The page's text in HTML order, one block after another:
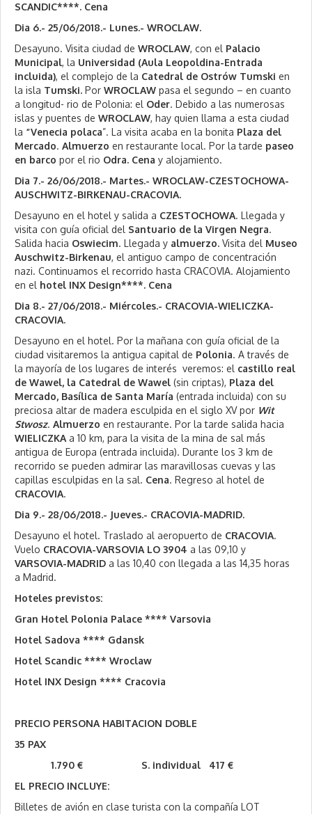
SCANDIC****. Cena
Dia 6.- 25/06/2018.- Lunes.- WROCLAW.
Desayuno. Visita ciudad de WROCLAW, con el Palacio
Municipal, la Universidad (Aula Leopoldina-Entrada
incluida), el complejo de la Catedral de Ostrów Tumski en
la isla Tumski. Por WROCLAW pasa el segundo – en cuanto
a longitud- rio de Polonia: el Oder. Debido a las numerosas
islas y puentes de WROCLAW, hay quien llama a esta ciudad
la “Venecia polaca”. La visita acaba en la bonita Plaza del
Mercado. Almuerzo en restaurante local. Por la tarde paseo
en barco por el rio Odra. Cena y alojamiento.
Dia 7.- 26/06/2018.- Martes.- WROCLAW-CZESTOCHOWA-
AUSCHWITZ-BIRKENAU-CRACOVIA.
Desayuno en el hotel y salida a CZESTOCHOWA. Llegada y
visita con guía oficial del Santuario de la Virgen Negra.
Salida hacia Oswiecim. Llegada y almuerzo. Visita del Museo
Auschwitz-Birkenau, el antiguo campo de concentración
nazi. Continuamos el recorrido hasta CRACOVIA. Alojamiento
en el hotel INX Design****. Cena
Dia 8.- 27/06/2018.- Miércoles.- CRACOVIA-WIELICZKA-
CRACOVIA.
Desayuno en el hotel. Por la mañana con guía oficial de la
ciudad visitaremos la antigua capital de Polonia. A través de
la mayoría de los lugares de interés veremos: el castillo real
de Wawel, la Catedral de Wawel (sin criptas), Plaza del
Mercado, Basílica de Santa María (entrada incluida) con su
preciosa altar de madera esculpida en el siglo XV por Wit
Stwosz. Almuerzo en restaurante. Por la tarde salida hacia
WIELICZKA a 10 km, para la visita de la mina de sal más
antigua de Europa (entrada incluida). Durante los 3 km de
recorrido se pueden admirar las maravillosas cuevas y las
capillas esculpidas en la sal. Cena. Regreso al hotel de
CRACOVIA.
Dia 9.- 28/06/2018.- Jueves.- CRACOVIA-MADRID.
Desayuno el hotel. Traslado al aeropuerto de CRACOVIA.
Vuelo CRACOVIA-VARSOVIA LO 3904 a las 09,10 y
VARSOVIA-MADRID a las 10,40 con llegada a las 14,35 horas
a Madrid.
Hoteles previstos:
Gran Hotel Polonia Palace **** Varsovia
Hotel Sadova **** Gdansk
Hotel Scandic **** Wroclaw
Hotel INX Design **** Cracovia
PRECIO PERSONA HABITACION DOBLE
35 PAX
1.790 € S. individual 417 €
EL PRECIO INCLUYE:
Billetes de avión en clase turista con la compañía LOT